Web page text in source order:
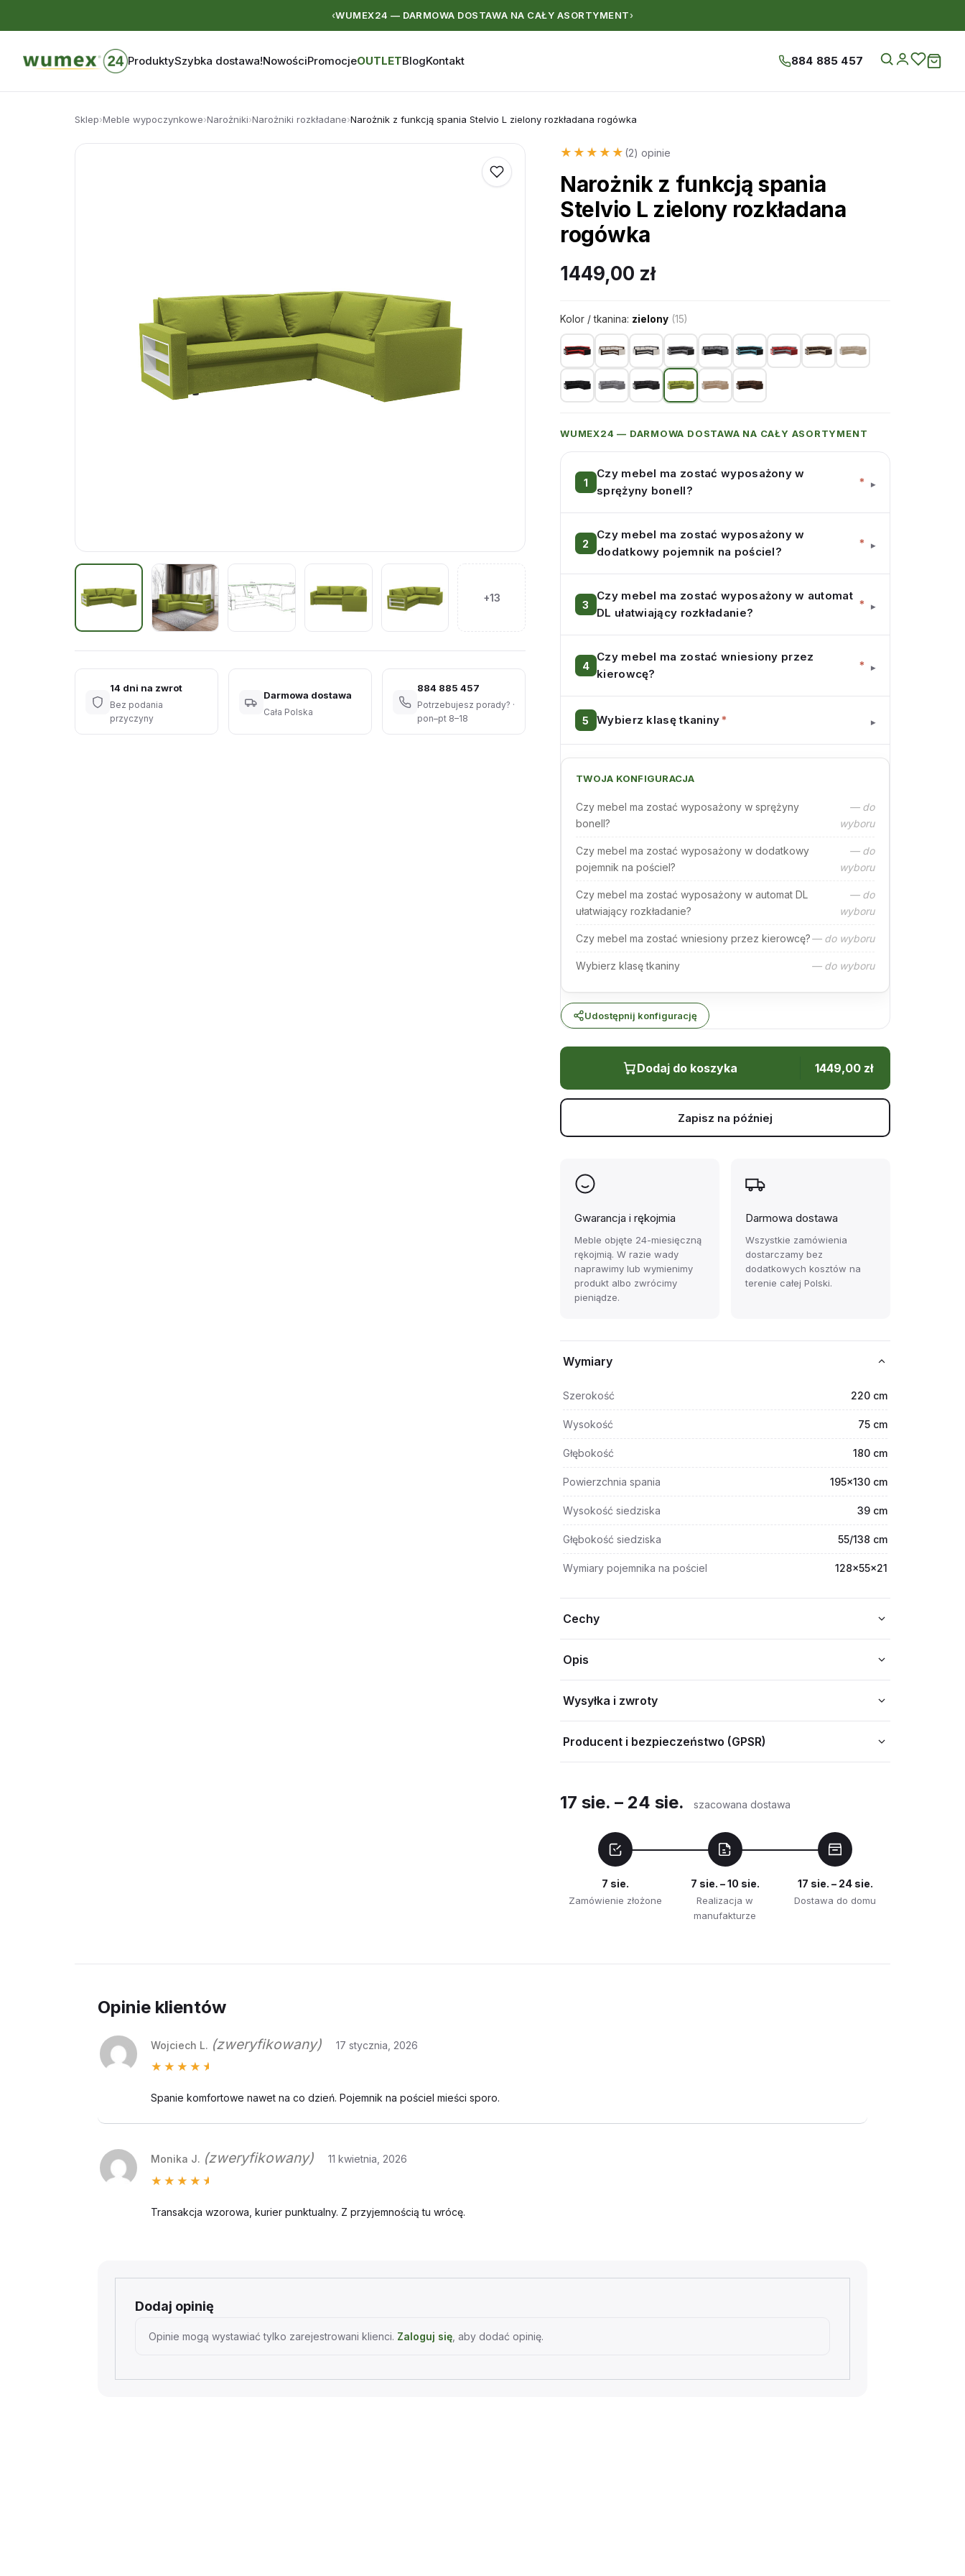
‹WUMEX24 — DARMOWA DOSTAWA NA CAŁY ASORTYMENT›
ProduktySzybka dostawa!NowościPromocjeOUTLETBlogKontakt 884 885 457
Sklep›Meble wypoczynkowe›Narożniki›Narożniki rozkładane›Narożnik z funkcją spania Stelvio L zielony rozkładana rogówka
+13
14 dni na zwrot
Bez podania
przyczyny
Darmowa dostawa
Cała Polska
884 885 457
Potrzebujesz porady? ·
pon–pt 8–18
★★★★★
★★★★★ (2) opinie
Narożnik z funkcją spania
Stelvio L zielony rozkładana
rogówka
1449,00 zł
Kolor / tkanina: zielony (15)
WUMEX24 — DARMOWA DOSTAWA NA CAŁY ASORTYMENT
Czy mebel ma zostać wyposażony w
sprężyny bonell?
* ▾
Czy mebel ma zostać wyposażony w
dodatkowy pojemnik na pościel?
* ▾
Czy mebel ma zostać wyposażony w automat
DL ułatwiający rozkładanie?
* ▾
Czy mebel ma zostać wniesiony przez
kierowcę?
* ▾
Wybierz klasę tkaniny* ▾
TWOJA KONFIGURACJA
Czy mebel ma zostać wyposażony w sprężyny
bonell?
— do
wyboru
Czy mebel ma zostać wyposażony w dodatkowy
pojemnik na pościel?
— do
wyboru
Czy mebel ma zostać wyposażony w automat DL
ułatwiający rozkładanie?
— do
wyboru
Czy mebel ma zostać wniesiony przez kierowcę?— do wyboru
Wybierz klasę tkaniny — do wyboru
Udostępnij konfigurację
Dodaj do koszyka 1449,00 zł
Zapisz na później
Gwarancja i rękojmia
Meble objęte 24-miesięczną
rękojmią. W razie wady
naprawimy lub wymienimy
produkt albo zwrócimy
pieniądze.
Darmowa dostawa
Wszystkie zamówienia
dostarczamy bez
dodatkowych kosztów na
terenie całej Polski.
Wymiary
Szerokość 220 cm
Wysokość 75 cm
Głębokość 180 cm
Powierzchnia spania 195x130 cm
Wysokość siedziska 39 cm
Głębokość siedziska 55/138 cm
Wymiary pojemnika na pościel 128x55x21
Cechy
Opis
Wysyłka i zwroty
Producent i bezpieczeństwo (GPSR)
17 sie. – 24 sie. szacowana dostawa
7 sie.
Zamówienie złożone
7 sie. – 10 sie.
Realizacja w
manufakturze
17 sie. – 24 sie.
Dostawa do domu
Opinie klientów
Oceniono
na 5
Wojciech L. (zweryfikowany) 17 stycznia, 2026
Spanie komfortowe nawet na co dzień. Pojemnik na pościel mieści sporo.
Oceniono
na 5
Monika J. (zweryfikowany) 11 kwietnia, 2026
Transakcja wzorowa, kurier punktualny. Z przyjemnością tu wrócę.
Dodaj opinię
Opinie mogą wystawiać tylko zarejestrowani klienci. Zaloguj się, aby dodać opinię.